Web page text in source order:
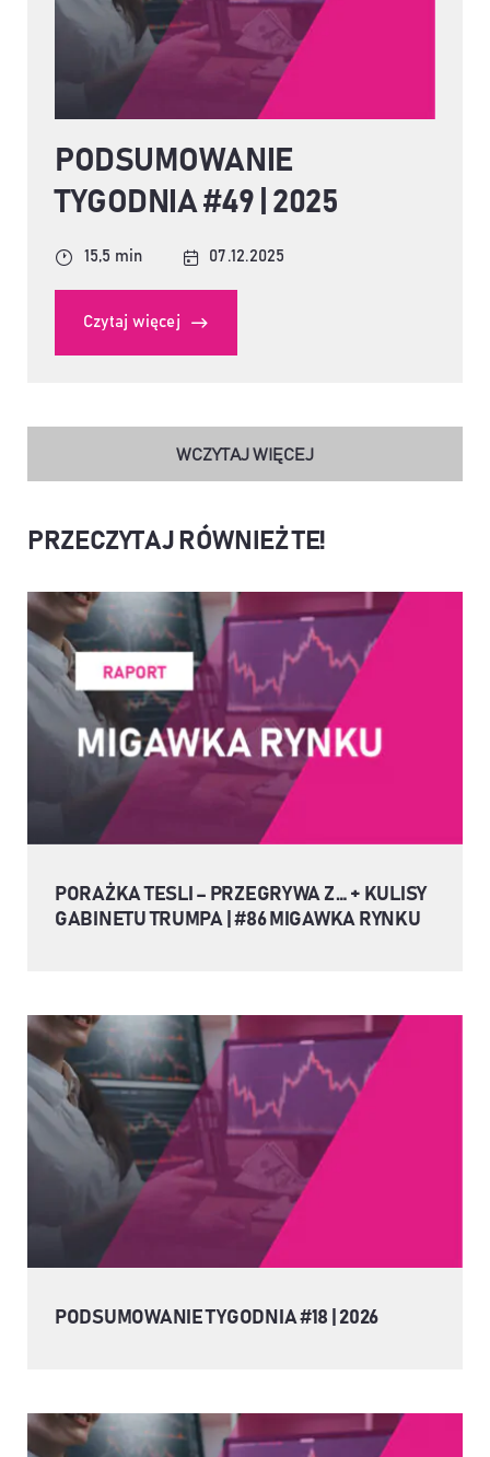
PODSUMOWANIE
TYGODNIA #49 | 2025
15,5 min 07.12.2025
Czytaj więcej
WCZYTAJ WIĘCEJ
PRZECZYTAJ RÓWNIEŻ TE!
PORAŻKA TESLI – PRZEGRYWA Z… + KULISY
GABINETU TRUMPA | #86 MIGAWKA RYNKU
PODSUMOWANIE TYGODNIA #18 | 2026